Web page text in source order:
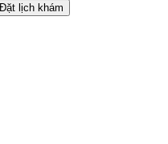
Đặt lịch khám